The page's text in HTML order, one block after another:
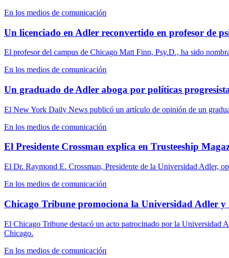
En los medios de comunicación
Un licenciado en Adler reconvertido en profesor de
El profesor del campus de Chicago Matt Finn, Psy.D., ha sido
En los medios de comunicación
Un graduado de Adler aboga por políticas
El New York Daily News publicó un artículo de opinión de un
En los medios de comunicación
El Presidente Crossman explica en Trusteeship
El Dr. Raymond E. Crossman, Presidente de la Universidad Adler,
En los medios de comunicación
Chicago Tribune promociona la Universidad Adler y
El Chicago Tribune destacó un acto patrocinado por la Universidad
Chicago.
En los medios de comunicación